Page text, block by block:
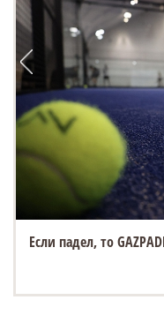
Если падел, то